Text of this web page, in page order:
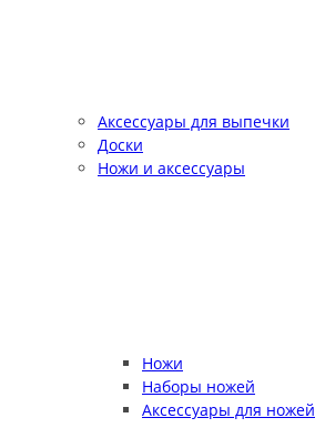
Аксессуары для выпечки
Доски
Ножи и аксессуары
Ножи
Наборы ножей
Аксессуары для ножей